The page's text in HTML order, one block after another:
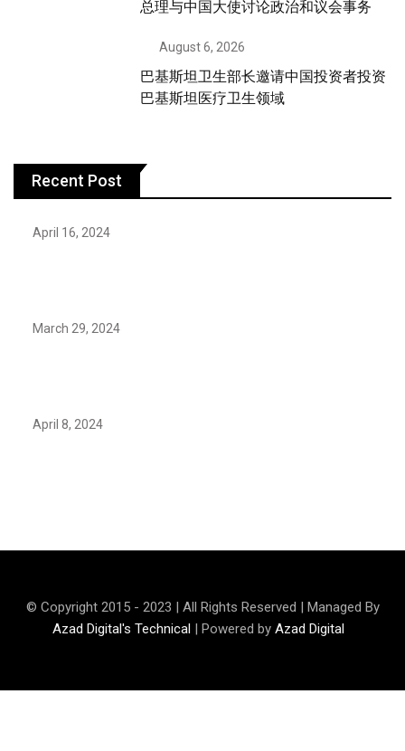
总理与中国大使讨论政治和议会事务
August 6, 2026
巴基斯坦卫生部长邀请中国投资者投资
巴基斯坦医疗卫生领域
Recent Post
April 16, 2024
March 29, 2024
April 8, 2024
© Copyright 2015 - 2023 | All Rights Reserved | Managed By
Azad Digital's Technical | Powered by Azad Digital